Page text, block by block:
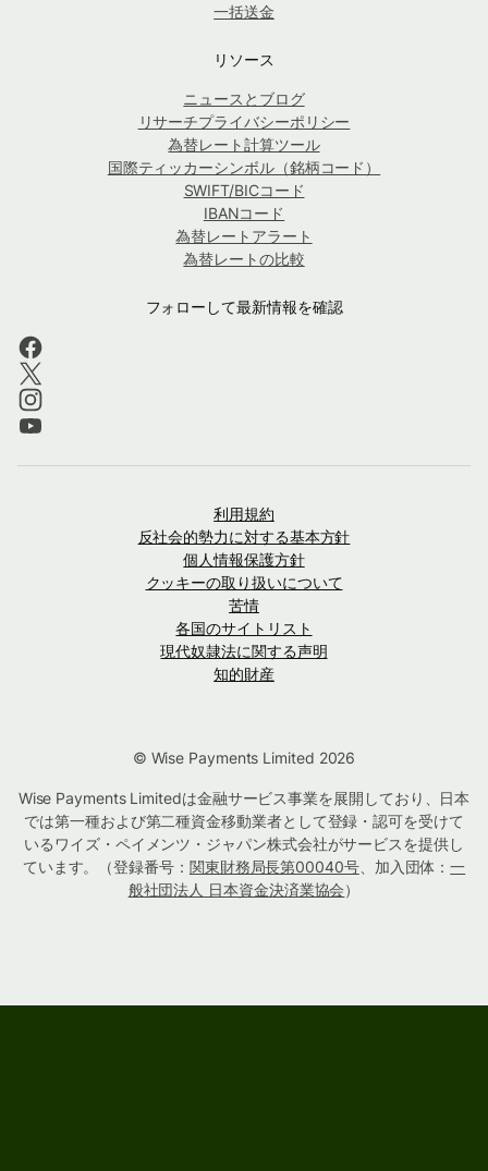
一括送金
リソース
ニュースとブログ
リサーチプライバシーポリシー
為替レート計算ツール
国際ティッカーシンボル（銘柄コード）
SWIFT/BICコード
IBANコード
為替レートアラート
為替レートの比較
フォローして最新情報を確認
利用規約
反社会的勢力に対する基本方針
個人情報保護方針
クッキーの取り扱いについて
苦情
各国のサイトリスト
現代奴隷法に関する声明
知的財産
© Wise Payments Limited 2026
Wise Payments Limitedは金融サービス事業を展開しており、日本
では第一種および第二種資金移動業者として登録・認可を受けて
いるワイズ・ペイメンツ・ジャパン株式会社がサービスを提供し
ています。（登録番号： 関東財務局長第00040号、加入団体：一
般社団法人 日本資金決済業協会）